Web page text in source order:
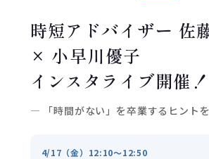
時短アドバイザー 佐
× 小早川優子
インスタライブ開催！
― 「時間がない」を卒業するヒント
4/17（金）12:10〜12:50